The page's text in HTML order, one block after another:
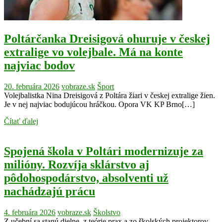
Poltárčanka Dreisigová ohuruje v českej
extralige vo volejbale. Má na konte
najviac bodov
20. februára 2026 vobraze.sk Šport
Volejbalistka Nina Dreisigová z Poltára žiari v českej extralige žien.
Je v nej najviac bodujúcou hráčkou. Opora VK KP Brno[…]
Čítať ďalej
Spojená škola v Poltári modernizuje za
milióny. Rozvíja sklárstvo aj
pôdohospodárstvo, absolventi už
nachádzajú prácu
4. februára 2026 vobraze.sk Školstvo